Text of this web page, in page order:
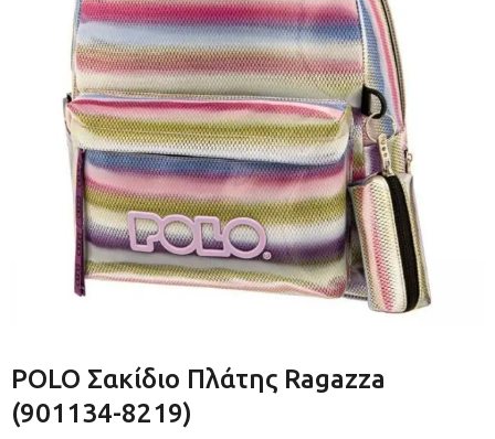
POLO Σακίδιο Πλάτης Ragazza
(901134-8219)